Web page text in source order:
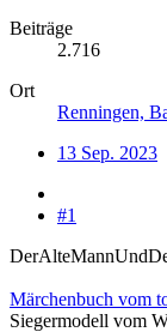
Beiträge
2.716
Ort
Renningen,
13 Sep. 2023
#1
Märchenbuch vom
Siegermodell vom